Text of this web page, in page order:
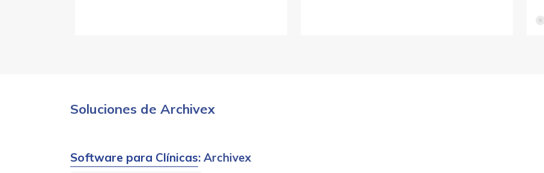
Soluciones de Archivex
Software para Clínicas: Archivex